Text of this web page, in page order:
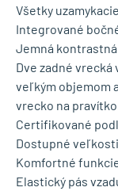
Všetky
Integrované
Jemná
Dve zadné
veľkým objemom
vrecko na
Certifikované
Dostupné
Komfortné
Elastický pás